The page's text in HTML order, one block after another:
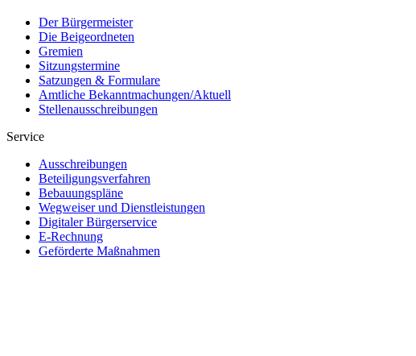
Der Bürgermeister
Die Beigeordneten
Gremien
Sitzungstermine
Satzungen & Formulare
Amtliche Bekanntmachungen/Aktuell
Stellenausschreibungen
Service
Ausschreibungen
Beteiligungsverfahren
Bebauungspläne
Wegweiser und Dienstleistungen
Digitaler Bürgerservice
E-Rechnung
Geförderte Maßnahmen